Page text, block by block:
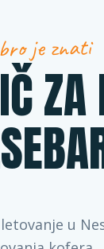
je znati
u